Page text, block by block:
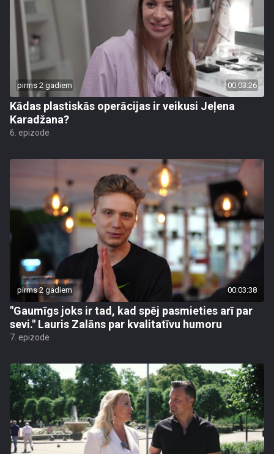
pirms 2 gadiem 00:03:26
Kādas plastiskās operācijas ir veikusi Jeļena
Karadžana?
6. epizode
pirms 2 gadiem 00:03:38
"Gaumīgs joks ir tad, kad spēj pasmieties arī par
sevi." Lauris Zalāns par kvalitatīvu humoru
7. epizode